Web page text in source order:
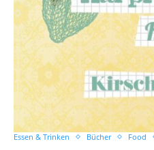
Essen & Trinken Bücher Food